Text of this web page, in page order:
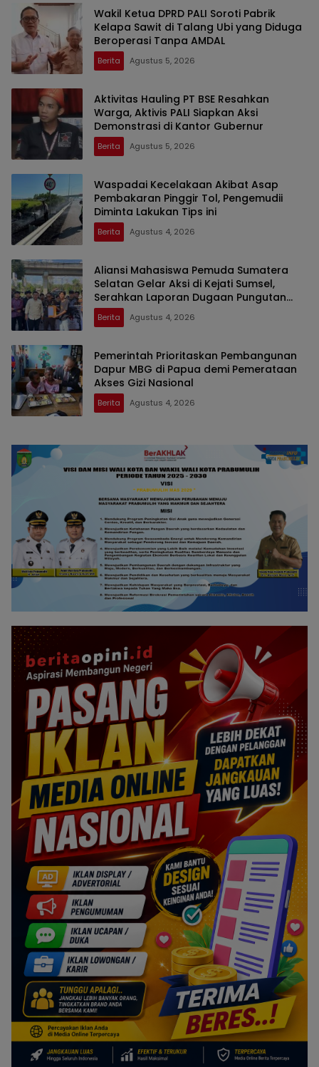
Wakil Ketua DPRD PALI Soroti Pabrik
Kelapa Sawit di Talang Ubi yang Diduga
Beroperasi Tanpa AMDAL
Berita Agustus 5, 2026
Aktivitas Hauling PT BSE Resahkan
Warga, Aktivis PALI Siapkan Aksi
Demonstrasi di Kantor Gubernur
Berita Agustus 5, 2026
Waspadai Kecelakaan Akibat Asap
Pembakaran Pinggir Tol, Pengemudii
Diminta Lakukan Tips ini
Berita Agustus 4, 2026
Aliansi Mahasiswa Pemuda Sumatera
Selatan Gelar Aksi di Kejati Sumsel,
Serahkan Laporan Dugaan Pungutan
Dana BOS dan Sertifikasi Guru di Ogan
Ilir
Berita Agustus 4, 2026
Pemerintah Prioritaskan Pembangunan
Dapur MBG di Papua demi Pemerataan
Akses Gizi Nasional
Berita Agustus 4, 2026